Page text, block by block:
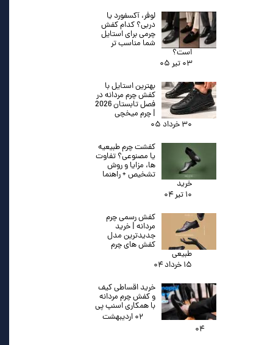
لوفر، آکسفورد یا
دربی؟ کدام کفش
چرمی برای استایل
شما مناسب تر
است؟
۰۳ تیر ۰۵
بهترین استایل با
کفش چرم مردانه در
فصل تابستان 2026
| چرم میخچی
۳۰ خرداد ۰۵
کفشت چرم طبیعیه
یا مصنوعی؟ تفاوت
ها، مزایا و روش
تشخیص + راهنما
خرید
۱۰ تیر ۰۴
کفش رسمی چرم
مردانه | خرید
جدیدترین مدل
کفش های چرم
طبیعی
۱۵ خرداد ۰۴
خرید اقساطی کیف
و کفش چرم مردانه
با همکاری اسنپ پی
۰۲ اردیبهشت
۰۴